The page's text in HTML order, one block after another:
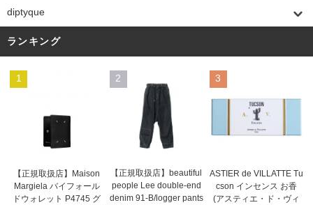
diptyque
ランキング
1
【正規取扱店】Maison
Margiela バイフォール
ドウォレット P4745 グ
2
【正規取扱店】beautiful
people Lee double-end
denim 91-B/logger pants
3
ASTIER de VILLATTE Tu
cson インセンス お香
(アスティエ・ド・ヴィ